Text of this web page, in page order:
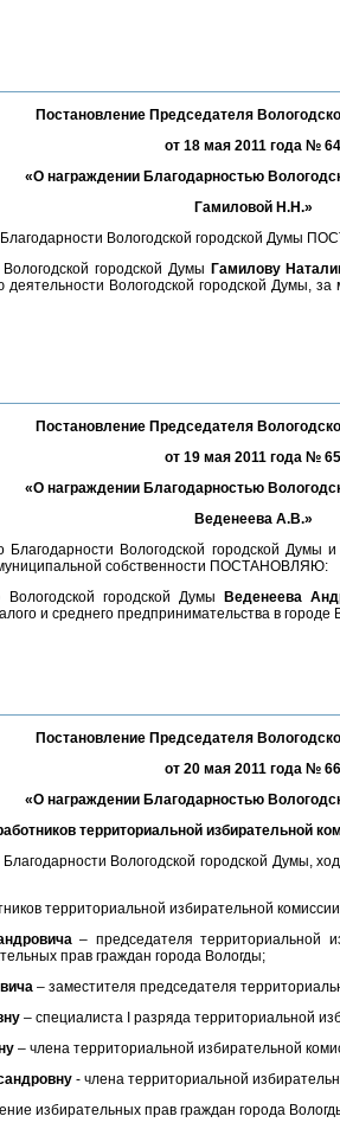
Постановление Председателя
от 18 мая 2011 года № 64
«О награждении Благодарностью
Гамиловой Н.Н.»
Вологодской городской Думы
городской Думы Гамилову
Вологодской городской Думы,
Постановление Председателя
от 19 мая 2011 года № 65
«О награждении Благодарностью
Веденеева А.В.»
Вологодской городской Думы и
собственности ПОСТАНОВЛЯЮ:
Вологодской городской Думы
Веденеева
и среднего предпринимательства в городе
Постановление Председателя
от 20 мая 2011 года № 66
«О награждении Благодарностью
территориальной избирательной
Вологодской городской Думы,
территориальной избирательной
– председателя территориальной
прав граждан города Вологды;
– заместителя председателя
– специалиста I разряда территориальной
– члена территориальной избирательной
- члена территориальной
избирательных прав граждан города